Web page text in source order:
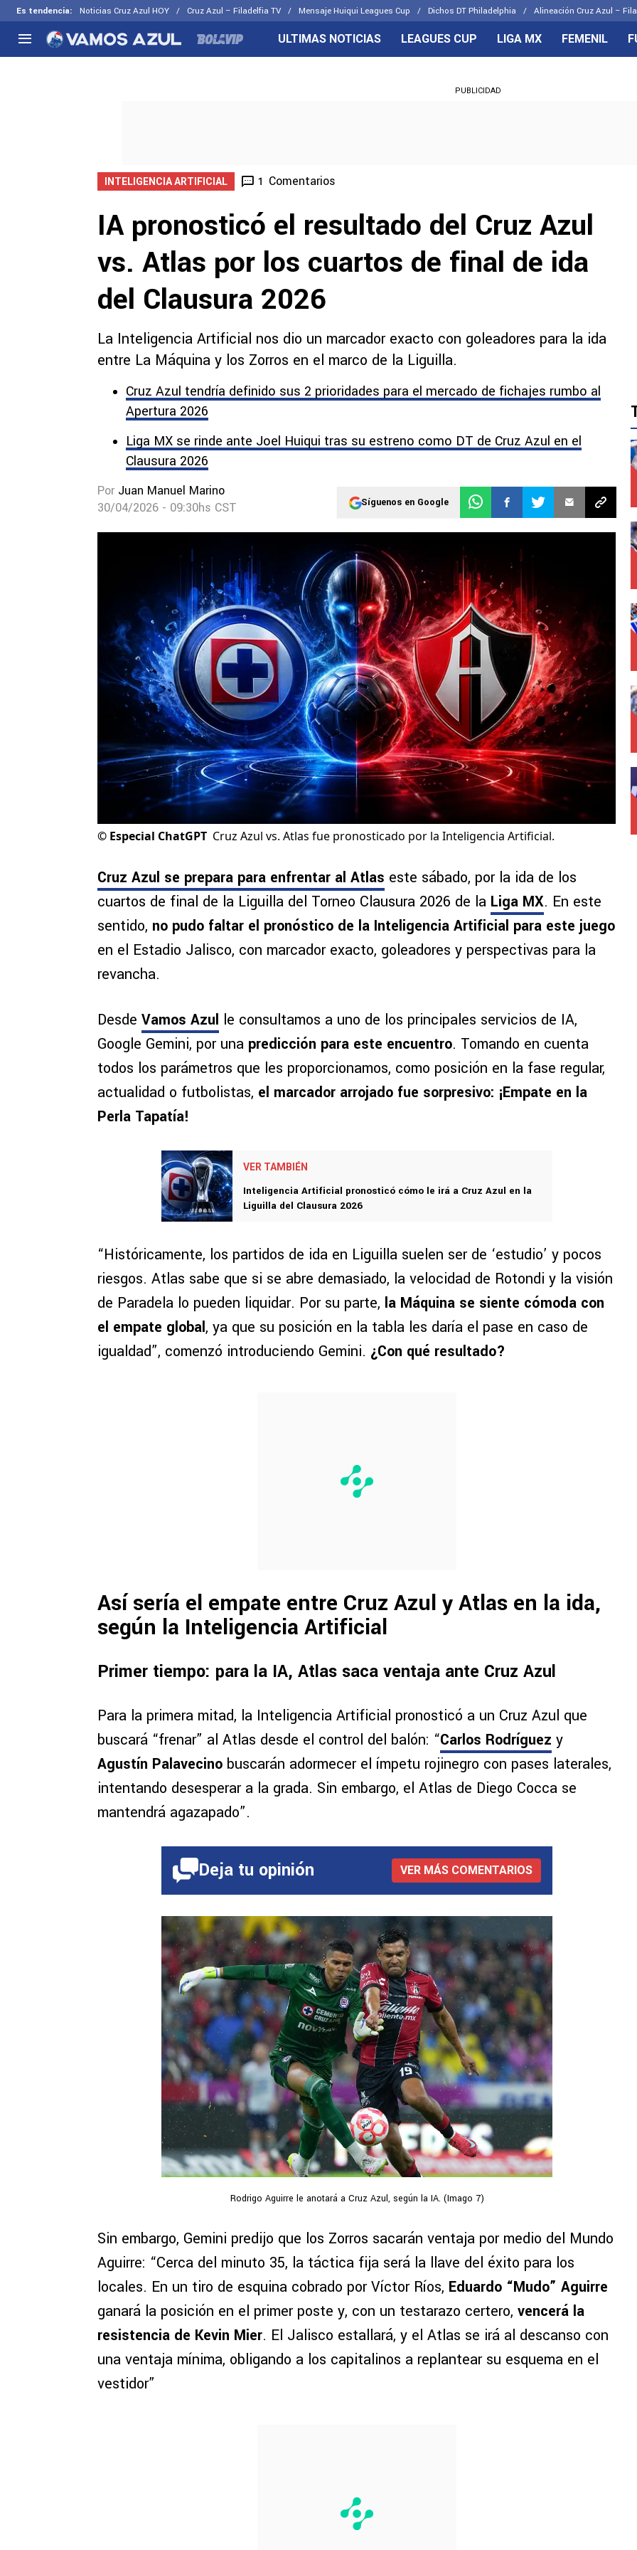
Es tendencia: Noticias Cruz Azul HOY Cruz Azul – Filadelfia TV Mensaje Huiqui Leagues Cup Dichos DT Philadelphia Alineación Cruz Azul –
Selección Mexicana
CELESTES
ULTIMAS NOTICIAS LEAGUES CUP LIGA MX FEMENIL
PUBLICIDAD
INTELIGENCIA ARTIFICIAL 1 Comentarios
IA pronosticó el resultado del Cruz Azul
vs. Atlas por los cuartos de final de ida
del Clausura 2026
La Inteligencia Artificial nos dio un marcador exacto con goleadores para la ida
entre La Máquina y los Zorros en el marco de la Liguilla.
Cruz Azul tendría definido sus 2 prioridades para el mercado de fichajes rumbo al
Apertura 2026
Liga MX se rinde ante Joel Huiqui tras su estreno como DT de Cruz Azul en el
Clausura 2026
Por Juan Manuel Marino
30/04/2026 - 09:30hs CST
Síguenos en Google
© Especial ChatGPT Cruz Azul vs. Atlas fue pronosticado por la Inteligencia Artificial.
Cruz Azul se prepara para enfrentar al Atlas este sábado, por la ida de los
cuartos de final de la Liguilla del Torneo Clausura 2026 de la Liga MX. En este
sentido, no pudo faltar el pronóstico de la Inteligencia Artificial para este juego
en el Estadio Jalisco, con marcador exacto, goleadores y perspectivas para la
revancha.
Desde Vamos Azul le consultamos a uno de los principales servicios de IA,
Google Gemini, por una predicción para este encuentro. Tomando en cuenta
todos los parámetros que les proporcionamos, como posición en la fase regular,
actualidad o futbolistas, el marcador arrojado fue sorpresivo: ¡Empate en la
Perla Tapatía!
VER TAMBIÉN
Inteligencia Artificial pronosticó cómo le irá a Cruz Azul en la
Liguilla del Clausura 2026
“Históricamente, los partidos de ida en Liguilla suelen ser de ‘estudio’ y pocos
riesgos. Atlas sabe que si se abre demasiado, la velocidad de Rotondi y la visión
de Paradela lo pueden liquidar. Por su parte, la Máquina se siente cómoda con
el empate global, ya que su posición en la tabla les daría el pase en caso de
igualdad”, comenzó introduciendo Gemini. ¿Con qué resultado?
Así sería el empate entre Cruz Azul y Atlas en la ida,
según la Inteligencia Artificial
Primer tiempo: para la IA, Atlas saca ventaja ante Cruz Azul
Para la primera mitad, la Inteligencia Artificial pronosticó a un Cruz Azul que
buscará “frenar” al Atlas desde el control del balón: “Carlos Rodríguez y
Agustín Palavecino buscarán adormecer el ímpetu rojinegro con pases laterales,
intentando desesperar a la grada. Sin embargo, el Atlas de Diego Cocca se
mantendrá agazapado”.
Deja tu opinión VER MÁS COMENTARIOS
Rodrigo Aguirre le anotará a Cruz Azul, según la IA. (Imago 7)
Sin embargo, Gemini predijo que los Zorros sacarán ventaja por medio del Mundo
Aguirre: “Cerca del minuto 35, la táctica fija será la llave del éxito para los
locales. En un tiro de esquina cobrado por Víctor Ríos, Eduardo “Mudo” Aguirre
ganará la posición en el primer poste y, con un testarazo certero, vencerá la
resistencia de Kevin Mier. El Jalisco estallará, y el Atlas se irá al descanso con
una ventaja mínima, obligando a los capitalinos a replantear su esquema en el
vestidor”